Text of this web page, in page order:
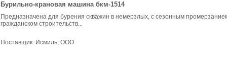
Бурильно-крановая машина бкм-1514
Предназначена для бурения скважин в немерзлых, с сезонным
гражданском строительств...
Поставщик: Исмиль, ООО